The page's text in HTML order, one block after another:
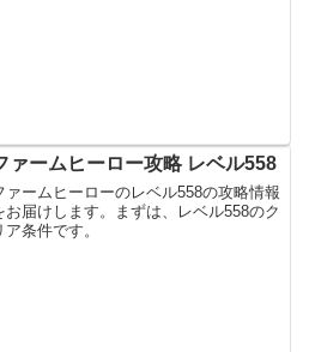
ァームヒーロー攻略 レベル558
ァームヒーローのレベル558の攻略情報
お届けします。まずは、レベル558のク
ア条件です。